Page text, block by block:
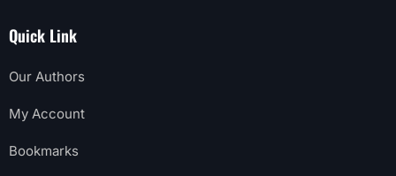
Quick Link
Our Authors
My Account
Bookmarks